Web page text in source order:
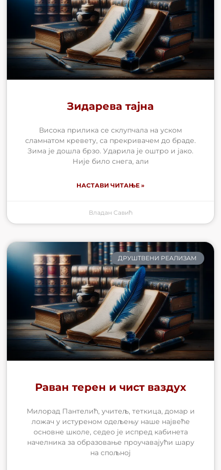
Зидарева тајна
Висока прилика се склупчала на уском
сламнатом кревету, са прекривачем до браде.
Зима је дошла брзо. Ударила је оштро и јако.
Није било снега, али
НАСТАВИ ЧИТАЊЕ »
Владан Савић
ДРУШТВЕНИ РЕАЛИЗАМ
Раван терен и чист ваздух
Милорад Пантелић, учитељ, теткица, домар и
ложач у истуреном одељењу наше највеће
основне школе, седео је испред кабинета
начелника за образовање проучавајући шару
на спољној